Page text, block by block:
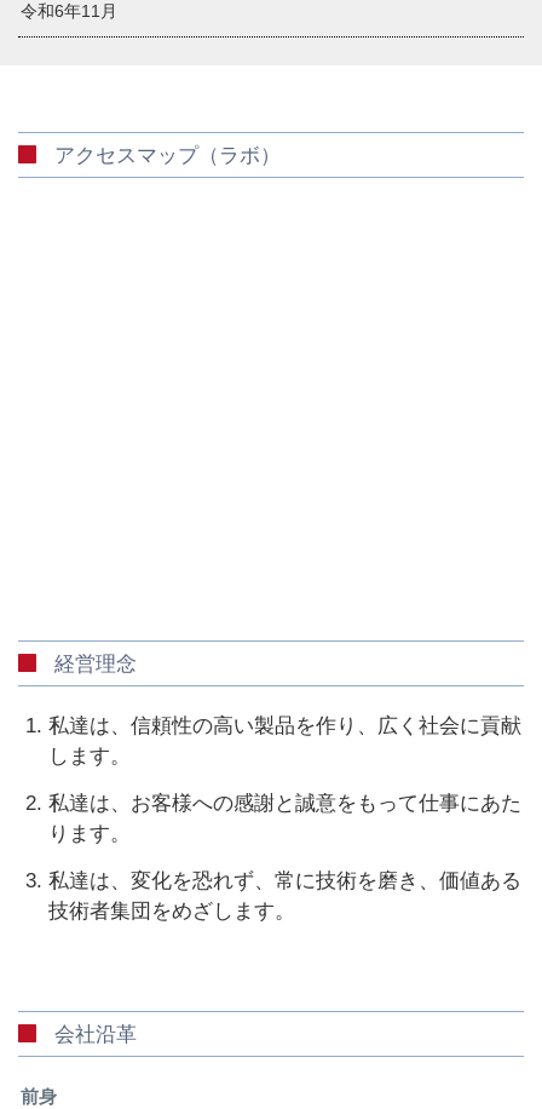
令和6年11月
アクセスマップ（ラボ）
経営理念
私達は、信頼性の高い製品を作り、広く社会に貢献
します。
私達は、お客様への感謝と誠意をもって仕事にあた
ります。
私達は、変化を恐れず、常に技術を磨き、価値ある
技術者集団をめざします。
会社沿革
前身